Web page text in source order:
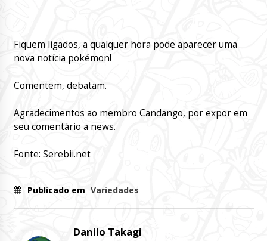
Fiquem ligados, a qualquer hora pode aparecer uma
nova notícia pokémon!
Comentem, debatam.
Agradecimentos ao membro Candango, por expor em
seu comentário a news.
Fonte: Serebii.net
Publicado em Variedades
Danilo Takagi